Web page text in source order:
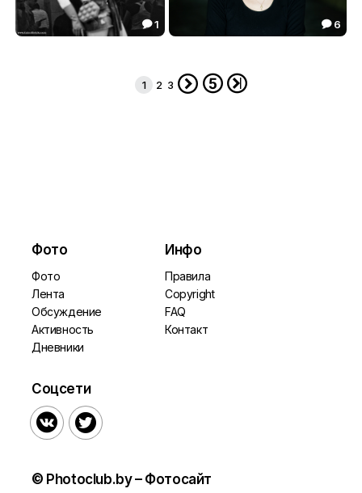
 1
 6
1 2 3   
Фото
Фото
Лента
Обсуждение
Активность
Дневники
Инфо
Правила
Copyright
FAQ
Контакт
Соцсети
 
© Photoclub.by – Фотосайт